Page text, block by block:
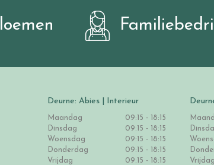
Deurne: Abies | Interieur
Maandag
09:15 - 18:15
Dinsdag
09:15 - 18:15
Woensdag
09:15 - 18:15
Donderdag
09:15 - 18:15
Vrijdag
09:15 - 18:15
Vrijdag